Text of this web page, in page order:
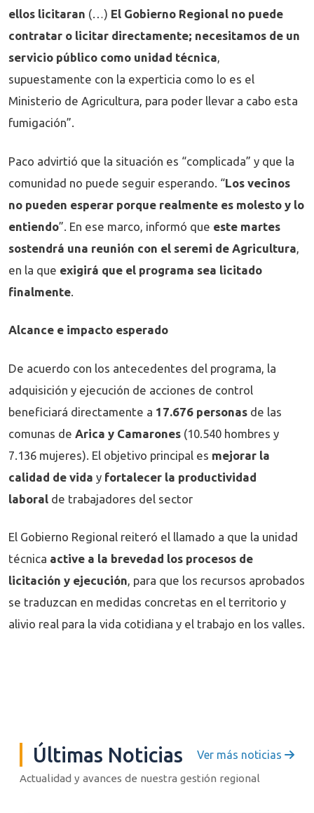
ellos licitaran (…) El Gobierno Regional no puede
contratar o licitar directamente; necesitamos de un
servicio público como unidad técnica,
supuestamente con la experticia como lo es el
Ministerio de Agricultura, para poder llevar a cabo esta
fumigación”.
Paco advirtió que la situación es “complicada” y que la
comunidad no puede seguir esperando. “Los vecinos
no pueden esperar porque realmente es molesto y lo
entiendo”. En ese marco, informó que este martes
sostendrá una reunión con el seremi de Agricultura
en la que exigirá que el programa sea licitado
finalmente
Alcance e impacto esperado
De acuerdo con los antecedentes del programa, la
adquisición y ejecución de acciones de control
beneficiará directamente a 17.676 personas de las
comunas de Arica y Camarones (10.540 hombres y
7.136 mujeres). El objetivo principal es mejorar la
calidad de vida y fortalecer la productividad
laboral de trabajadores del sector
El Gobierno Regional reiteró el llamado a que la unidad
técnica active a la brevedad los procesos de
licitación y ejecución, para que los recursos aprobados
se traduzcan en medidas concretas en el territorio y
alivio real para la vida cotidiana y el trabajo en los valles.
Últimas Noticias Ver más noticias
Actualidad y avances de nuestra gestión regional